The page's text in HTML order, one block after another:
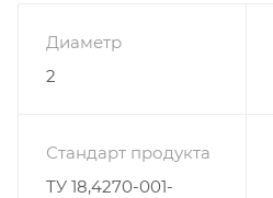
Диаметр
2
Стандарт продукта
ТУ 18,4270-001-